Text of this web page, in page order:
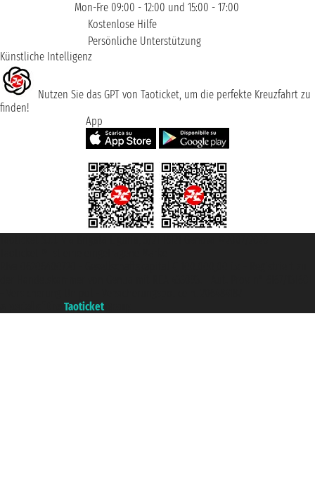
Mon-Fre 09:00 - 12:00 und 15:00 - 17:00
Kostenlose Hilfe
Persönliche Unterstützung
Künstliche Intelligenz
Nutzen Sie das GPT von Taoticket, um die perfekte Kreuzfahrt zu
finden!
App
Taoticket